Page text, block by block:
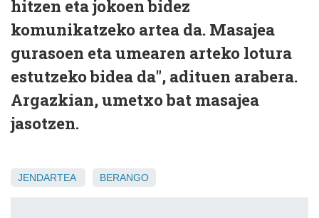
hitzen eta jokoen bidez
komunikatzeko artea da. Masajea
gurasoen eta umearen arteko lotura
estutzeko bidea da", adituen arabera.
Argazkian, umetxo bat masajea
jasotzen.
JENDARTEA BERANGO